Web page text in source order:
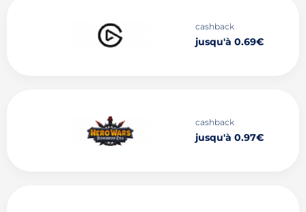
cashback
jusqu'à 0.69€
cashback
jusqu'à 0.97€